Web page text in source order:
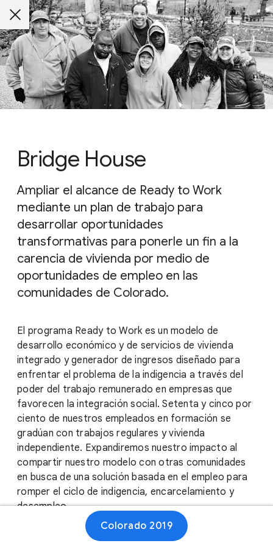
Bridge House
Ampliar el alcance de Ready to Work
mediante un plan de trabajo para
desarrollar oportunidades
transformativas para ponerle un fin a la
carencia de vivienda por medio de
oportunidades de empleo en las
comunidades de Colorado.
El programa Ready to Work es un modelo de
desarrollo económico y de servicios de vivienda
integrado y generador de ingresos diseñado para
enfrentar el problema de la indigencia a través del
poder del trabajo remunerado en empresas que
favorecen la integración social. Setenta y cinco por
ciento de nuestros empleados en formación se
gradúan con trabajos regulares y vivienda
independiente. Expandiremos nuestro impacto al
compartir nuestro modelo con otras comunidades
en busca de una solución basada en el empleo para
romper el ciclo de indigencia, encarcelamiento y
desempleo.
Colorado 2019